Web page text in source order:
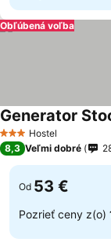
Obľúbená voľba
3 Počet hviezdičiek
Hostel
Generator
8,3 Veľmi dobré
Od 53 €
Pozrieť ceny z(o)